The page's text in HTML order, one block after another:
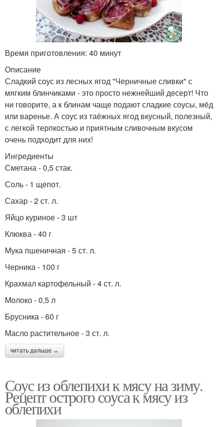
Время приготовления: 40 минут
Описание
Сладкий соус из лесных ягод "Черничные сливки" с
мягким блинчиками - это просто нежнейший десерт! Что
ни говорите, а к блинам чаще подают сладкие соусы, мёд
или варенье. А соус из таёжных ягод вкусный, полезный,
с легкой терпкостью и приятным сливочным вкусом
очень подходит для них!
Ингредиенты
Сметана - 0,5 стак.
Соль - 1 щепот.
Сахар - 2 ст. л.
Яйцо куриное - 3 шт
Клюква - 40 г
Мука пшеничная - 5 ст. л.
Черника - 100 г
Крахмал картофельный - 4 ст. л.
Молоко - 0,5 л
Брусника - 60 г
Масло растительное - 3 ст. л.
читать дальше →
Соус из облепихи к мясу на зиму.
Рецепт острого соуса к мясу из
облепихи